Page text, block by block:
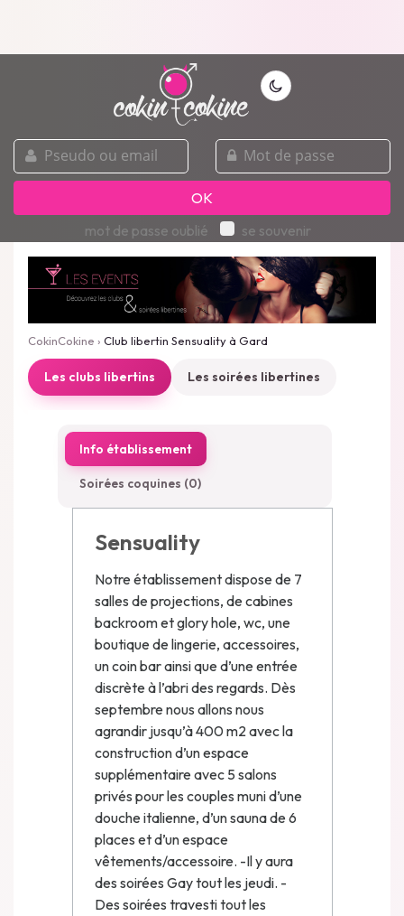
pseudo
ou
email
mot
de
passe
OK
mot de passe oublié
se souvenir
CokinCokine › Club libertin Sensuality à Gard
Les clubs libertins Les soirées libertines
Info établissement
Soirées coquines (0)
Sensuality
Notre établissement dispose de 7
salles de projections, de cabines
backroom et glory hole, wc, une
boutique de lingerie, accessoires,
un coin bar ainsi que d’une entrée
discrète à l’abri des regards. Dès
septembre nous allons nous
agrandir jusqu’à 400 m2 avec la
construction d’un espace
supplémentaire avec 5 salons
privés pour les couples muni d’une
douche italienne, d’un sauna de 6
places et d’un espace
vêtements/accessoire. -Il y aura
des soirées Gay tout les jeudi. -
Des soirées travesti tout les